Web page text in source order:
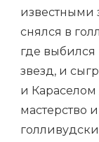
известными
снялся в
где выбился
звезд, и
и
мастерство